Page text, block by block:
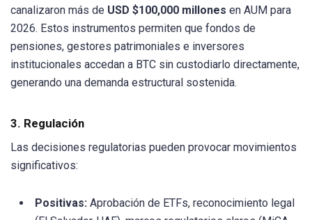
canalizaron más de USD $100,000 millones en AUM para
2026. Estos instrumentos permiten que fondos de
pensiones, gestores patrimoniales e inversores
institucionales accedan a BTC sin custodiarlo directamente,
generando una demanda estructural sostenida.
3. Regulación
Las decisiones regulatorias pueden provocar movimientos
significativos:
Positivas: Aprobación de ETFs, reconocimiento legal